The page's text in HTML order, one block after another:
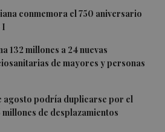
conmemora el 750 aniversario
I
132 millones a 24 nuevas
de mayores y personas
agosto podría duplicarse por el
millones de desplazamientos